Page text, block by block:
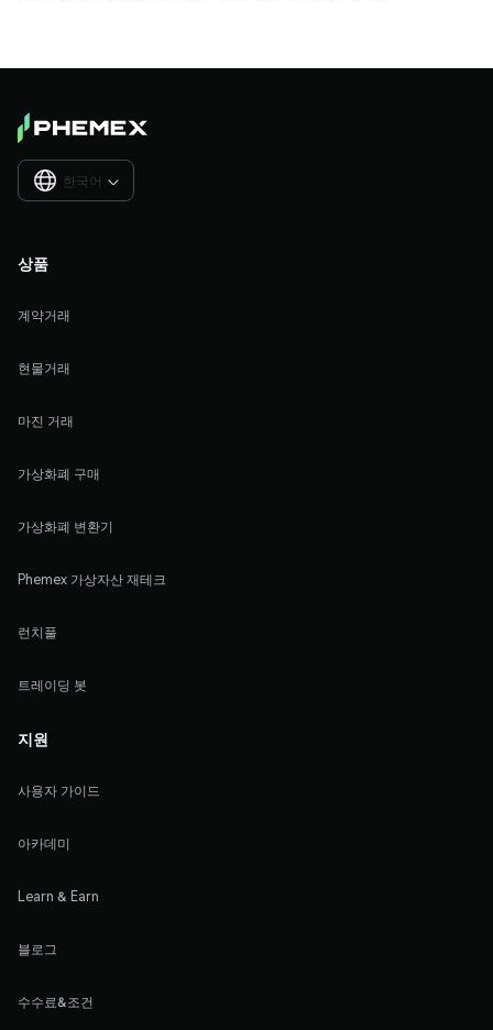
한국어 
상품
계약거래
현물거래
마진 거래
가상화폐 구매
가상화폐 변환기
Phemex 가상자산 재테크
런치풀
트레이딩 봇
지원
사용자 가이드
아카데미
Learn & Earn
블로그
수수료&조건